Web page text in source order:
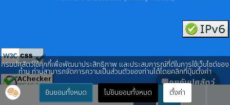
💬คุยกับปศุสัตว์
กรมปศุสัตว์ใช้คุกกี้เพื่อพัฒนาประสิทธิภาพ และประสบการณ์ที่ดีในการใช้เว็บไซต์ของ
ท่าน ท่านสามารถจัดการความเป็นส่วนตัวของท่านได้โดยคลิกที่ปุ่มตั้งค่า
ยินยอมทั้งหมด
ไม่ยินยอมทั้งหมด ตั้งค่า